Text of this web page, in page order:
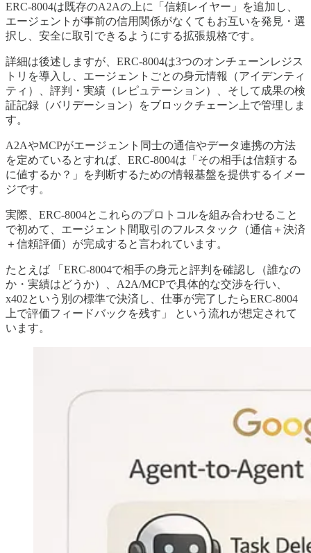
ERC-8004は既存のA2Aの上に「信頼レイヤー」を追加し、
エージェントが事前の信用関係がなくてもお互いを発見・選
択し、安全に取引できるようにする拡張規格です。
詳細は後述しますが、ERC-8004は3つのオンチェーンレジス
トリを導入し、エージェントごとの身元情報（アイデンティ
ティ）、評判・実績（レピュテーション）、そして成果の検
証記録（バリデーション）をブロックチェーン上で管理しま
す。
A2AやMCPがエージェント同士の通信やデータ連携の方法
を定めているとすれば、ERC-8004は「その相手は信頼する
に値するか？」を判断するための情報基盤を提供するイメー
ジです。
実際、ERC-8004とこれらのプロトコルを組み合わせること
で初めて、エージェント間取引のフルスタック（通信＋決済
＋信頼評価）が完成すると言われています。
たとえば 「ERC-8004で相手の身元と評判を確認し（誰なの
か・実績はどうか）、A2A/MCPで具体的な交渉を行い、
x402という別の標準で決済し、仕事が完了したらERC-8004
上で評価フィードバックを残す」 という流れが想定されて
います。